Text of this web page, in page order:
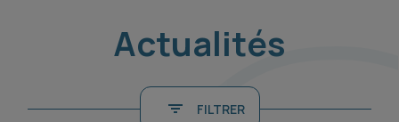
Actualités
FILTRER